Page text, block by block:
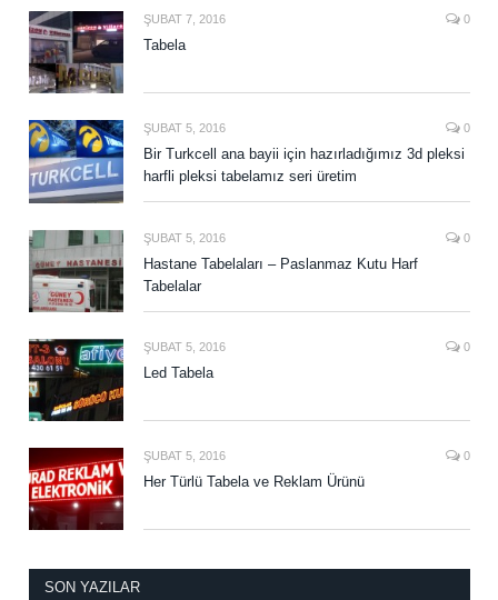
ŞUBAT 7, 2016 0
Tabela
ŞUBAT 5, 2016 0
Bir Turkcell ana bayii için hazırladığımız 3d pleksi
harfli pleksi tabelamız seri üretim
ŞUBAT 5, 2016 0
Hastane Tabelaları – Paslanmaz Kutu Harf
Tabelalar
ŞUBAT 5, 2016 0
Led Tabela
ŞUBAT 5, 2016 0
Her Türlü Tabela ve Reklam Ürünü
SON YAZILAR